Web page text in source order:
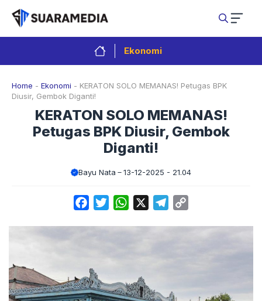
Langsung
isi
Ekonomi
Home - Ekonomi - KERATON SOLO MEMANAS! Petugas BPK
Diusir, Gembok Diganti!
KERATON SOLO MEMANAS!
Petugas BPK Diusir, Gembok
Diganti!
Bayu Nata 13-12-2025 - 21.04
FacebookTwitterWhatsApp Telegram